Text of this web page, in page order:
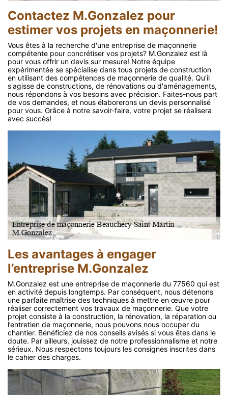
Contactez M.Gonzalez pour
estimer vos projets en maçonnerie!
Vous êtes à la recherche d'une entreprise de maçonnerie
compétente pour concrétiser vos projets? M.Gonzalez est là
pour vous offrir un devis sur mesure! Notre équipe
expérimentée se spécialise dans tous projets de construction
en utilisant des compétences de maçonnerie de qualité. Qu'il
s'agisse de constructions, de rénovations ou d'aménagements,
nous répondons à vos besoins avec précision. Faites-nous part
de vos demandes, et nous élaborerons un devis personnalisé
pour vous. Grâce à notre savoir-faire, votre projet se réalisera
avec succès!
Les avantages à engager
l’entreprise M.Gonzalez
M.Gonzalez est une entreprise de maçonnerie du 77560 qui est
en activité depuis longtemps. Par conséquent, nous détenons
une parfaite maîtrise des techniques à mettre en œuvre pour
réaliser correctement vos travaux de maçonnerie. Que votre
projet consiste à la construction, la rénovation, la réparation ou
l’entretien de maçonnerie, nous pouvons nous occuper du
chantier. Bénéficiez de nos conseils avisés si vous êtes dans le
doute. Par ailleurs, jouissez de notre professionnalisme et notre
sérieux. Nous respectons toujours les consignes inscrites dans
le cahier des charges.